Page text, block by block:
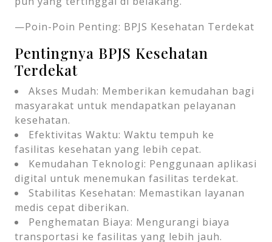
—Poin-Poin Penting: BPJS Kesehatan Terdekat
Pentingnya BPJS Kesehatan
Terdekat
Akses Mudah: Memberikan kemudahan bagi
masyarakat untuk mendapatkan pelayanan
kesehatan.
Efektivitas Waktu: Waktu tempuh ke
fasilitas kesehatan yang lebih cepat.
Kemudahan Teknologi: Penggunaan aplikasi
digital untuk menemukan fasilitas terdekat.
Stabilitas Kesehatan: Memastikan layanan
medis cepat diberikan.
Penghematan Biaya: Mengurangi biaya
transportasi ke fasilitas yang lebih jauh.